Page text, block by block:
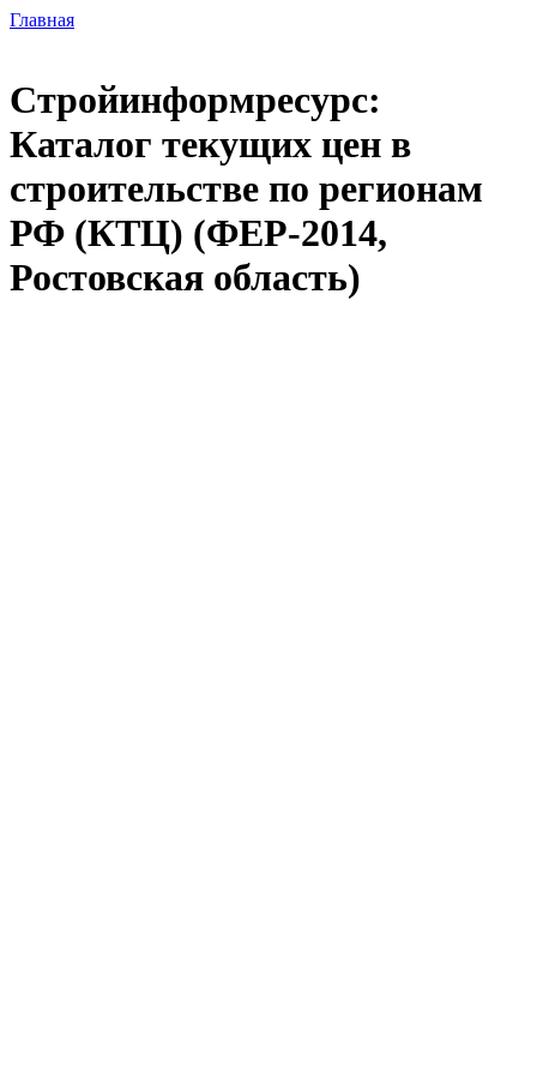
Главная
Стройинформресурс:
Каталог текущих цен в
строительстве по регионам
РФ (КТЦ) (ФЕР-2014,
Ростовская область)